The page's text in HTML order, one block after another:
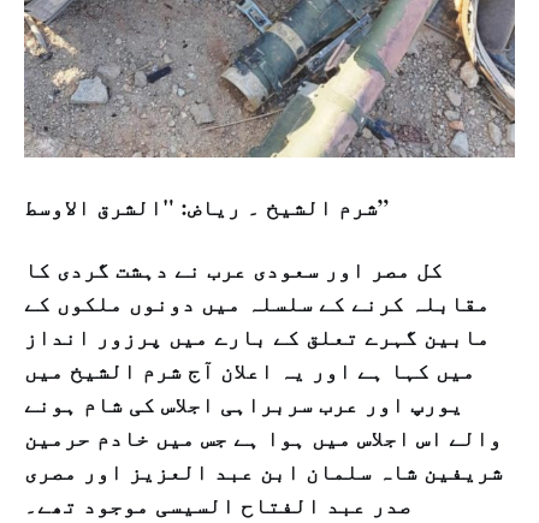
شرم الشیخ ۔ ریاض: "الشرق الاوسط”
کل مصر اور سعودی عرب نے دہشت گردی کا
مقابلہ کرنے کے سلسلہ میں دونوں ملکوں کے
مابین گہرے تعلق کے بارے میں پرزور انداز
میں کہا ہے اور یہ اعلان آج شرم الشیخ میں
یورپ اور عرب سربراہی اجلاس کی شام ہونے
والے اس اجلاس میں ہوا ہے جس میں خادم حرمین
شریفین شاہ سلمان ابن عبد العزیز اور مصری
صدر عبد الفتاح السیسی موجود تھے۔